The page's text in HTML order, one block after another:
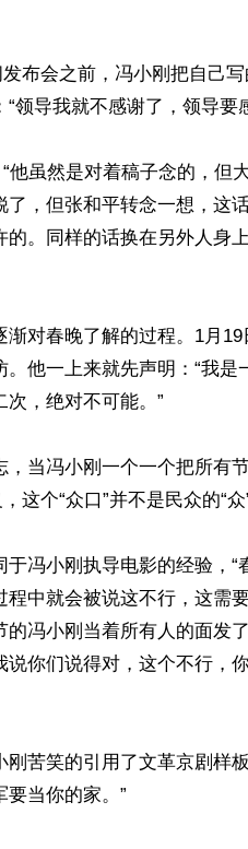
布会之前，冯小刚把自己
“领导我就不感谢了，领导
他虽然是对着稿子念的，但
，但张和平转念一想，这
的。同样的话换在另外人身
对春晚了解的过程。1月
他一上来就先声明：“我是
，绝对不可能。”
，当冯小刚一个一个把所有
这个“众口”并不是民众的“众
冯小刚执导电影的经验，“
中就会被说这不行，这需
冯小刚当着所有人的面发
你们说得对，这个不行，
苦笑的引用了文革京剧样
当你的家。”